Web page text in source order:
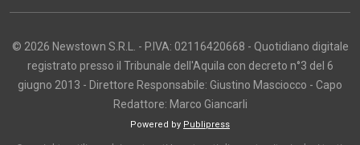
© 2026 Newstown S.R.L. - P.IVA: 02116420668 - Quotidiano digitale
registrato presso il Tribunale dell'Aquila con decreto n°3 del 6
giugno 2013 - Direttore Responsabile: Giustino Masciocco - Capo
Redattore: Marco Giancarli
Powered by Publipress